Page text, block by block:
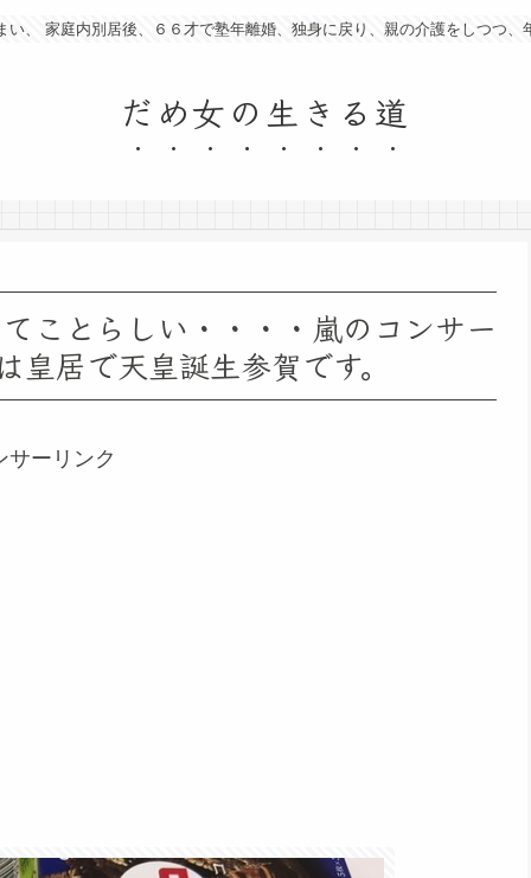
い、 家庭内別居後、６６才で塾年離婚、独身に戻り、親の介護をしつつ、
だめ女の生きる道
ことらしい・・・・嵐のコンサー
居で天皇誕生参賀です。
サーリンク